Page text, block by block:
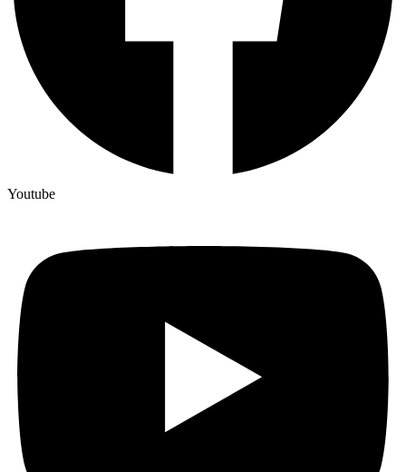
Youtube